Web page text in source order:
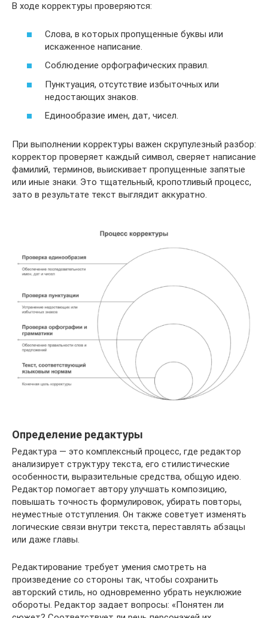
В ходе корректуры проверяются:
Слова, в которых пропущенные буквы или
искаженное написание.
Соблюдение орфографических правил.
Пунктуация, отсутствие избыточных или
недостающих знаков.
Единообразие имен, дат, чисел.
При выполнении корректуры важен скрупулезный разбор:
корректор проверяет каждый символ, сверяет написание
фамилий, терминов, выискивает пропущенные запятые
или иные знаки. Это тщательный, кропотливый процесс,
зато в результате текст выглядит аккуратно.
Определение редактуры
Редактура — это комплексный процесс, где редактор
анализирует структуру текста, его стилистические
особенности, выразительные средства, общую идею.
Редактор помогает автору улучшать композицию,
повышать точность формулировок, убирать повторы,
неуместные отступления. Он также советует изменять
логические связи внутри текста, переставлять абзацы
или даже главы.
Редактирование требует умения смотреть на
произведение со стороны так, чтобы сохранить
авторский стиль, но одновременно убрать неуклюжие
обороты. Редактор задает вопросы: «Понятен ли